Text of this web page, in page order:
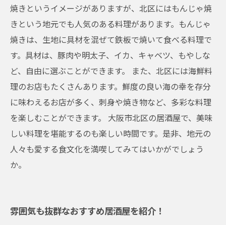
焼きというイメージがありますが、北区にはもんじゃ焼
きという地元でも人気のある料理があります。もんじゃ
焼きは、生地に具材を混ぜて鉄板で焼いて食べる料理で
す。具材は、豚肉や明太子、イカ、キャベツ、もやしな
ど、自由に選ぶことができます。 また、北区には海鮮料
理のお店もたくさんあります。鮮度の良い海の幸を存分
に味わえるお店が多く、刺身や焼き物など、多彩な料理
を楽しむことができます。 大阪市北区の居酒屋で、美味
しい料理を堪能するのも楽しい時間です。是非、地元の
人々も愛する食文化を満喫してみてはいかがでしょう
か。
雰囲気も抜群なおすすめ居酒屋を紹介！